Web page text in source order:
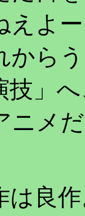
えよ
から
技」
ニメ
良